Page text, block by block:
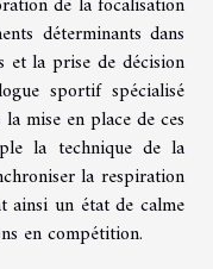
déterminants dans
et la prise de décision
sportif spécialisé
mise en place de ces
la technique de la
la respiration
ainsi un état de calme
en compétition.